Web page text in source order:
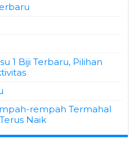
1 Biji Terbaru, Pilihan
rempah Termahal
Naik